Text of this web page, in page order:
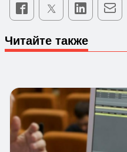
Читайте также